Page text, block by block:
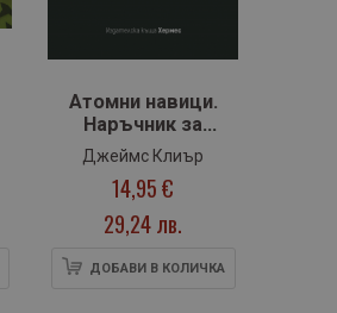
Атомни навици.
Наръчник за
постигане на
мечтания живот
(твърда
подвързия)
Джеймс Клиър
14,95 €
29,24 лв.
ДОБАВИ В КОЛИЧКА